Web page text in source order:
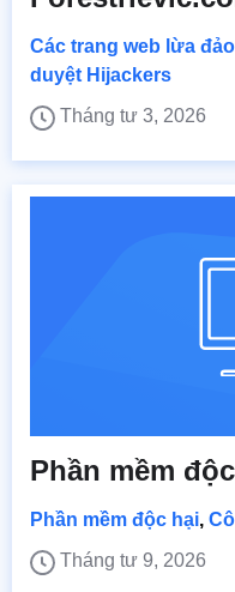
Các trang web lừa đảo
duyệt Hijackers
Tháng tư 3, 2026
Phần mềm
Phần mềm độc hại,
Tháng tư 9, 2026